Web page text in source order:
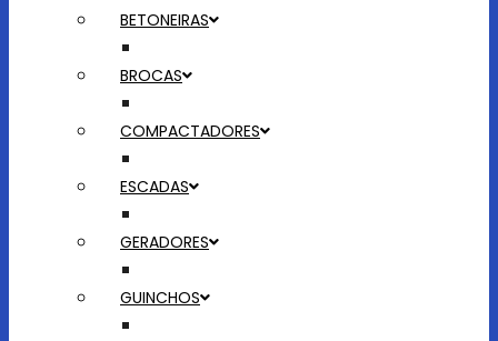
BETONEIRAS
BROCAS
COMPACTADORES
ESCADAS
GERADORES
GUINCHOS